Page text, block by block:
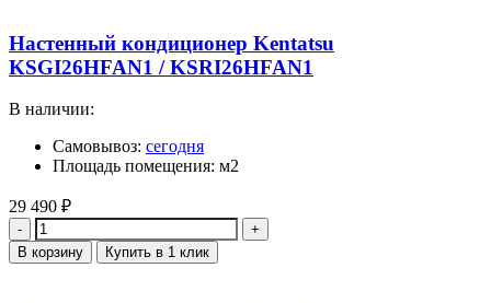
Настенный кондиционер Kentatsu
KSGI26HFAN1 / KSRI26HFAN1
В наличии:
Самовывоз: сегодня
Площадь помещения: м2
29 490 ₽
Количество
В корзину Купить в 1 клик